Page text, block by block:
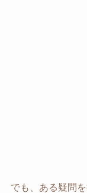
でも、ある疑問